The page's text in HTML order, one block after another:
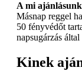
A mi ajánlásunk
Másnap reggel
50 fényvédőt
napsugárzás
Kinek